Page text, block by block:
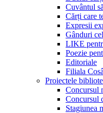
Cuvântul
Cărți care
Expresii
Gânduri
LIKE
Poezie
Editoriale
Filiala
Proiectele
Concursul
Concursul
Stagiunea